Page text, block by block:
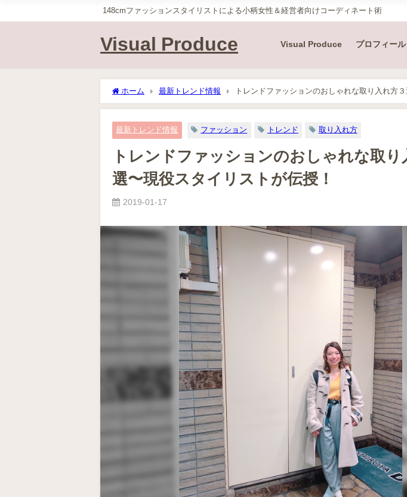
148cmファッションスタイリストによる小柄女性＆経営者向けコーディネート術
Visual Produce Visual Produce プロフィール
ホーム 最新トレンド情報
トレンドファッションのおしゃれな取り入れ方３
ストが伝授！
最新トレンド情報 ファッション トレンド 取り入れ方
トレンドファッションのおしゃれな取り
選〜現役スタイリストが伝授！
2019-01-17